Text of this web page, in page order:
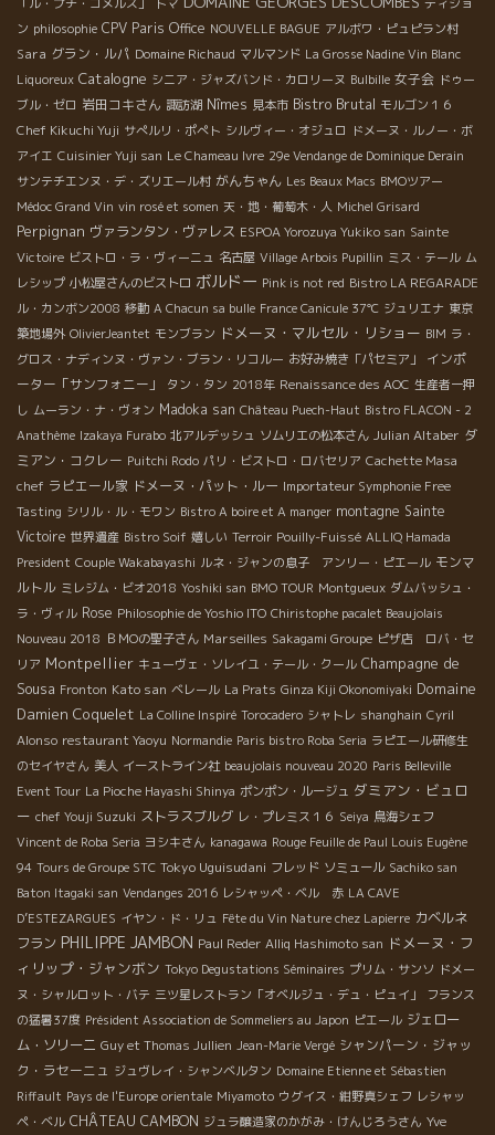
ン philosophie CPV Paris Office NOUVELLE BAGUE アルボワ・ピュピラン村
Sara グラン・ルパ Domaine Richaud マルマンド La Grosse Nadine Vin Blanc
Liquoreux Catalogne シニア・ジャズバンド・カロリーヌ Bulbille 女子会 ドゥー
ブル・ゼロ 岩田コキさん 諏訪湖 Nîmes 見本市 Bistro Brutal モルゴン１６
Chef Kikuchi Yuji サぺルリ・ポぺト シルヴィー・オジュロ ドメーヌ・ルノー・ボ
アイエ Cuisinier Yuji san Le Chameau Ivre 29e Vendange de Dominique Derain
サンテチエンヌ・デ・ズリエール村 がんちゃん Les Beaux Macs BMOツアー
Médoc Grand Vin vin rosé et somen 天・地・葡萄木・人 Michel Grisard
Perpignan ヴァランタン・ヴァレス ESPOA Yorozuya Yukiko san Sainte
Victoire ビストロ・ラ・ヴィーニュ 名古屋 Village Arbois Pupillin ミス・テール ム
レシップ 小松屋さんのビストロ ボルドー Pink is not red Bistro LA REGARADE
ル・カンボン2008 移動 A Chacun sa bulle France Canicule 37℃ ジュリエナ 東京
築地場外 OlivierJeantet モンブラン ドメーヌ・マルセル・リショー BIM ラ・
グロス・ナディンヌ・ヴァン・ブラン・リコルー お好み焼き「パセミア」
インポ
ーター「サンフォニー」
タン・タン 2018年 Renaissance des AOC 生産者一押
し ムーラン・ナ・ヴォン Madoka san Château Puech-Haut Bistro FLACON - 2
Anathème Izakaya Furabo 北アルデッシュ ソムリエの松本さん Julian Altaber ダ
ミアン・コクレー Puitchi Rodo パリ・ビストロ・ロバセリア Cachette Masa
chef ラピエール家 ドメーヌ・パット・ルー Importateur Symphonie Free
Tasting シリル・ル・モワン Bistro A boire et A manger montagne Sainte
Victoire 世界遺産 Bistro Soif 嬉しい Terroir Pouilly-Fuissé ALLIQ Hamada
President Couple Wakabayashi ルネ・ジャンの息子 アンリー・ピエール モンマ
ルトル ミレジム・ビオ2018 Yoshiki san BMO TOUR Montgueux ダムバッシュ・
ラ・ヴィル Rose Philosophie de Yoshio ITO Chiristophe pacalet Beaujolais
Nouveau 2018 ＢＭОの聖子さん Marseilles Sakagami Groupe ピザ店 ロバ・セ
リア Montpellier キューヴェ・ソレイユ・テール・クール Champagne de
Sousa Fronton Kato san ベレール La Prats Ginza Kiji Okonomiyaki Domaine
Damien Coquelet La Colline Inspiré Torocadero シャトレ shanghain Cyril
Alonso restaurant Yaoyu Normandie Paris bistro Roba Seria ラピエール研修生
のセイヤさん 美人 イーストライン社 beaujolais nouveau 2020 Paris Belleville
Event Tour La Pioche Hayashi Shinya ポンポン・ルージュ ダミアン・ビュロ
ー chef Youji Suzuki ストラスブルグ レ・プレミス１６ Seiya 鳥海シェフ
Vincent de Roba Seria ヨシキさん kanagawa Rouge Feuille de Paul Louis Eugène
94 Tours de Groupe STC Tokyo Uguisudani フレッド ソミュール Sachiko san
Baton Itagaki san Vendanges 2016 レシャッペ・ベル 赤 LA CAVE
D’ESTEZARGUES イヤン・ド・リュ Fête du Vin Nature chez Lapierre カベルネ
フラン PHILIPPE JAMBON Paul Reder Alliq Hashimoto san ドメーヌ・フ
ィリップ・ジャンボン Tokyo Degustations Séminaires プリム・サンソ ドメー
ヌ・シャルロット・バテ 三ツ星レストラン「オベルジュ・デュ・ピュイ」
フランス
の猛暑37度 Président Association de Sommeliers au Japon ピエール ジェロー
ム・ソリーニ Guy et Thomas Jullien Jean-Marie Vergé シャンパーン・ジャッ
ク・ラセーニュ ジュヴレイ・シャンベルタン Domaine Etienne et Sébastien
Riffault Pays de l'Europe orientale Miyamoto ウグイス・紺野真シェフ レシャッ
ペ・ベル CHÂTEAU CAMBON ジュラ醸造家のかがみ・けんじろうさん Yve